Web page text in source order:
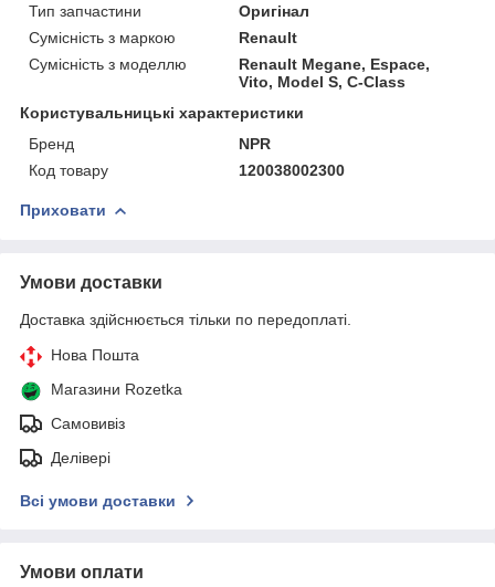
Тип запчастини
Оригінал
Сумісність з маркою
Renault
Сумісність з моделлю
Renault Megane, Espace,
Vito, Model S, C-Class
Користувальницькі характеристики
Бренд
NPR
Код товару
120038002300
Приховати
Умови доставки
Доставка здійснюється тільки по передоплаті.
Нова Пошта
Магазини Rozetka
Самовивіз
Делівері
Всі умови доставки
Умови оплати